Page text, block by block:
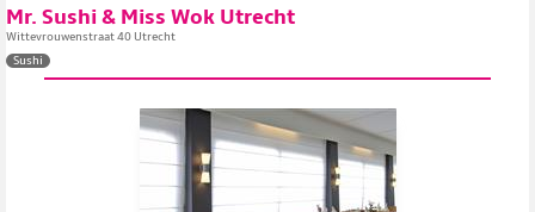
Mr. Sushi & Miss Wok Utrecht
Wittevrouwenstraat 40 Utrecht
Sushi